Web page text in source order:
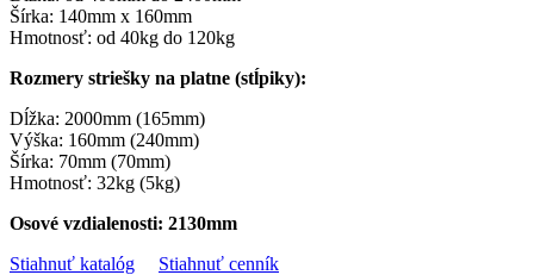
Šírka: 140mm x 160mm
Hmotnosť: od 40kg do 120kg
Rozmery striešky na platne (stĺpiky):
Dĺžka: 2000mm (165mm)
Výška: 160mm (240mm)
Šírka: 70mm (70mm)
Hmotnosť: 32kg (5kg)
Osové vzdialenosti: 2130mm
Stiahnuť katalóg
Stiahnuť cenník